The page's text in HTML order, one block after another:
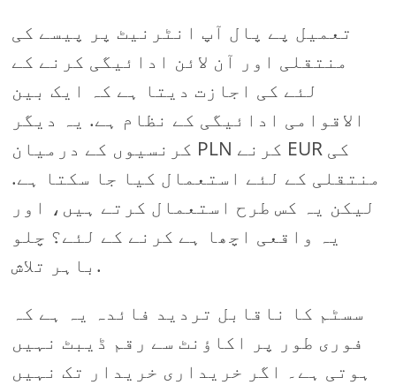
تعمیل پے پال آپ انٹرنیٹ پر پیسے کی
منتقلی اور آن لائن ادائیگی کرنے کے
لئے کی اجازت دیتا ہے کہ ایک بین
الاقوامی ادائیگی کے نظام ہے. یہ دیگر
کرنسیوں کے درمیان PLN کرنے EUR کی
منتقلی کے لئے استعمال کیا جا سکتا ہے.
لیکن یہ کس طرح استعمال کرتے ہیں، اور
یہ واقعی اچھا ہے کرنے کے لئے؟ چلو
باہر تلاش.
سسٹم کا ناقابل تردید فائدہ یہ ہے کہ
فوری طور پر اکاؤنٹ سے رقم ڈیبٹ نہیں
ہوتی ہے۔ اگر خریداری خریدار تک نہیں